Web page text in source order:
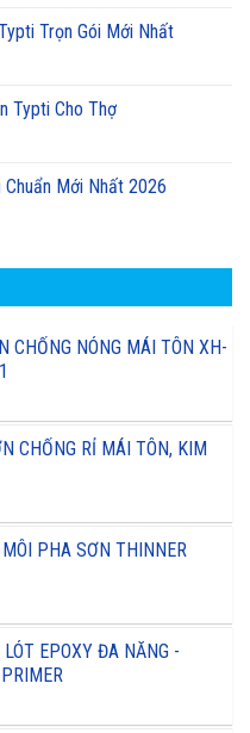
Trọn Gói Mới Nhất
Typti Cho Thợ
Mới Nhất 2026
CHỐNG NÓNG MÁI TÔN XH-
CHỐNG RỈ MÁI TÔN, KIM
PHA SƠN THINNER
EPOXY ĐA NĂNG -